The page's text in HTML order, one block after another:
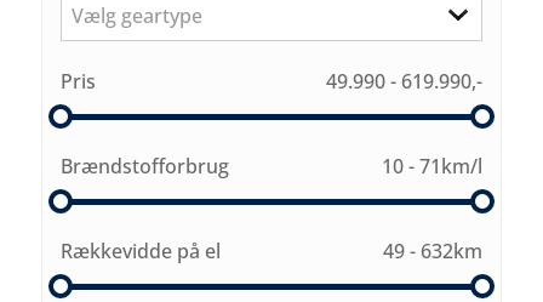
Vælg geartype
Pris 49.990- 619.990,-
Brændstofforbrug 10-71km/l
Rækkevidde på el 49- 632km